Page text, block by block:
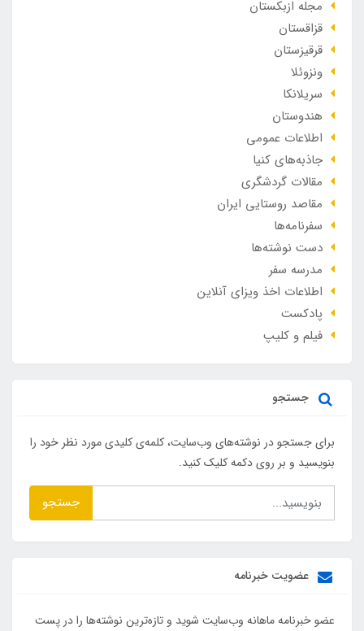
مجله ازبکستان
قزاقستان
قرقیزستان
ونزوئلا
سریلانکا
هندوستان
اطلاعات عمومی
جاذبه‌های کنیا
مقالات گردشگری
مقاصد روستایی ایران
سفرنامه‌ها
دست نوشته‌ها
مدرسه سفر
اطلاعات اخذ ویزای آنلاین
پادکست
فیلم و کلیپ
جستجو
برای جستجو در نوشته‌های وب‌سایت، کلمه‌ی کلیدی مورد نظر خود را
بنویسید و بر روی دکمه کلیک کنید.
جستجو
عضویت خبرنامه
عضو خبرنامه ماهانه وب‌سایت شوید و تازه‌ترین نوشته‌ها را در پست